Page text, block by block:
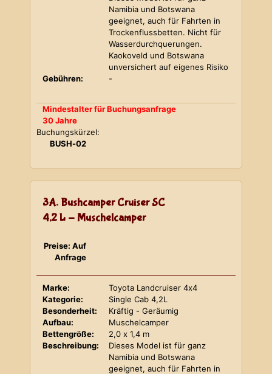
Namibia und Botswana
geeignet, auch für Fahrten in
Trockenflussbetten. Nicht für
Wasserdurchquerungen.
Kaokoveld und Botswana
unversichert auf eigenes Risiko
Gebühren:
-
Mindestalter für Buchungsanfrage
30 Jahre
Buchungskürzel:
BUSH-02
3A. Bushcamper Cruiser SC
4,2 L - Muschelcamper
Preise: Auf
Anfrage
Marke:
Toyota Landcruiser 4x4
Kategorie:
Single Cab 4,2L
Besonderheit:
Kräftig - Geräumig
Aufbau:
Muschelcamper
Bettengröße:
2,0 x 1,4 m
Beschreibung:
Dieses Model ist für ganz
Namibia und Botswana
geeignet, auch für Fahrten in